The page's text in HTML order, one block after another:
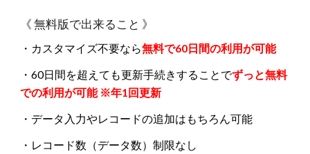
《 無料版で出来ること 》
・カスタマイズ不要なら無料で60日間の利用が可能
・60日間を超えても更新手続きすることでずっと無料
での利用が可能 ※年1回更新
・ データ入力やレコードの追加はもちろん可能
・ レコード数（データ数）制限なし